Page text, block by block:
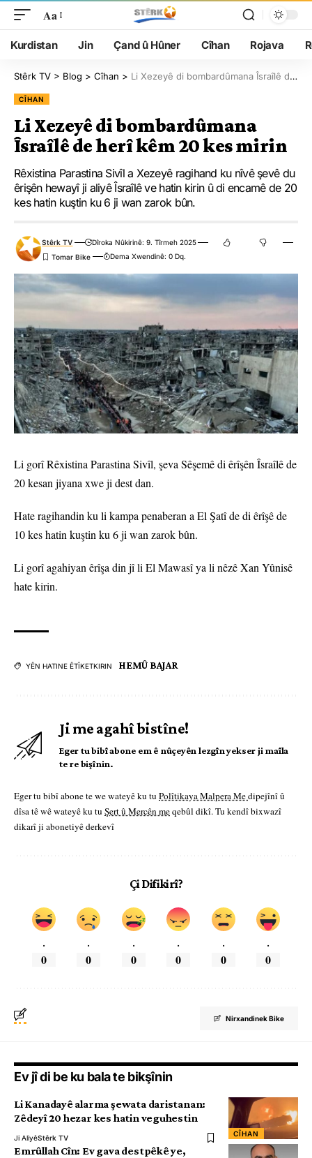
Aa
Kurdistan Jin Çand û Hûner Cîhan Rojava
Stêrk TV > Blog > Cîhan > Li Xezeyê di bombardûmana Îsraîlê de herî kêm 20 kes mirin
CÎHAN
Li Xezeyê di bombardûmana
Îsraîlê de herî kêm 20 kes mirin
Rêxistina Parastina Sivîl a Xezeyê ragihand ku nîvê şevê du
êrişên hewayî ji aliyê Îsraîlê ve hatin kirin û di encamê de 20
kes hatin kuştin ku 6 ji wan zarok bûn.
Stêrk TV
Dîroka Nûkirinê: 9. Tîrmeh 2025
Dema Xwendinê: 0 Dq.
Li gorî Rêxistina Parastina Sivîl, şeva Sêşemê di êrîşên Îsraîlê de
20 kesan jiyana xwe ji dest dan.
Hate ragihandin ku li kampa penaberan a El Şatî de di êrîşê de
10 kes hatin kuştin ku 6 ji wan zarok bûn.
Li gorî agahiyan êrîşa din jî li El Mawasî ya li nêzê Xan Yûnisê
hate kirin.
YÊN HATINE ÊTÎKETKIRIN HEMÛ BAJAR
Ji me agahî bistîne!
Eger tu bibî abone em ê nûçeyên lezgîn yekser ji maîla
te re bişînin.
Eger tu bibî abone te we wateyê ku tu Polîtikaya Malpera Medipejînî û
dîsa tê wê wateyê ku tu Şert û Mercên meqebûl dikî. Tu kendî bixwazî
dikarî ji abonetiyê derkevî
Çi Difikirî?
.
0
.
0
.
0
.
0
.
0
.
0
Nirxandinek Bike
Ev jî di be ku bala te bikşînin
CÎHAN
Li Kanadayê alarma şewata daristanan:
Zêdeyî 20 hezar kes hatin veguhestin
Ji AliyêStêrk TV
Emrûllah Cîn: Ev gava destpêkê ye,